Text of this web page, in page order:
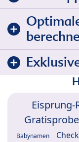
Eisprung-
Babynamen